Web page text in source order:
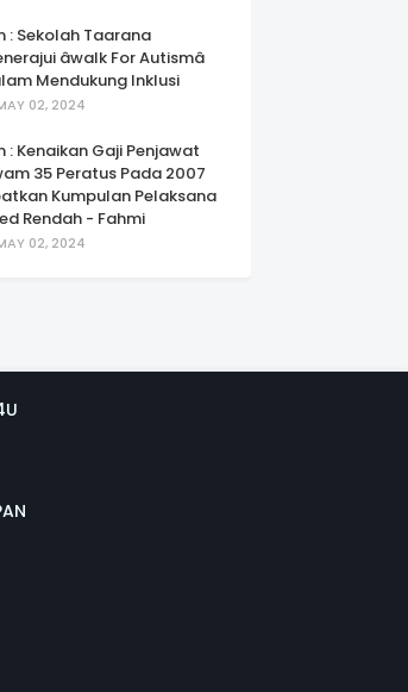
: Sekolah Taarana
âwalk For Autismâ
Mendukung Inklusi
02, 2024
: Kenaikan Gaji Penjawat
35 Peratus Pada 2007
Kumpulan Pelaksana
Rendah - Fahmi
02, 2024